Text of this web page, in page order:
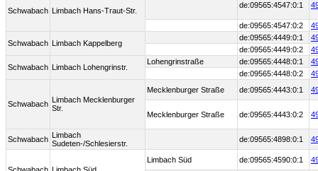
Schwabach Limbach Hans-Traut-Str.
de:09565:4547:0:1
de:09565:4547:0:2
Schwabach Limbach Kappelberg
de:09565:4449:0:1
de:09565:4449:0:2
Schwabach Limbach Lohengrinstr.
Lohengrinstraße de:09565:4448:0:1
de:09565:4448:0:2
Schwabach
Limbach Mecklenburger
Str.
Mecklenburger Straße de:09565:4443:0:1
Mecklenburger Straße de:09565:4443:0:2
Schwabach
Limbach
Sudeten-/Schlesierstr.
de:09565:4898:0:1
Limbach Süd de:09565:4590:0:1